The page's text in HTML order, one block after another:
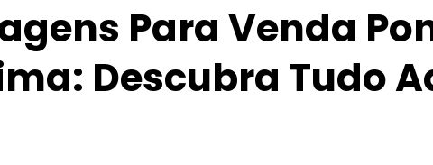
Para Venda
Descubra Tudo